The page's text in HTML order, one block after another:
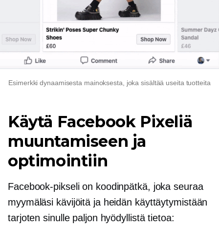
Esimerkki dynaamisesta mainoksesta, joka sisältää useita tuotteita
Käytä Facebook Pixeliä
muuntamiseen ja
optimointiin
Facebook-pikseli on koodinpätkä, joka seuraa
myymäläsi kävijöitä ja heidän käyttäytymistään
tarjoten sinulle paljon hyödyllistä tietoa: